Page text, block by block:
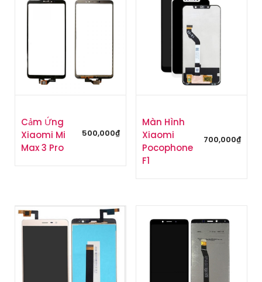
Cảm Ứng
Xiaomi Mi
Max 3 Pro
500,000₫
Màn Hình
Xiaomi
Pocophone
F1
700,000₫